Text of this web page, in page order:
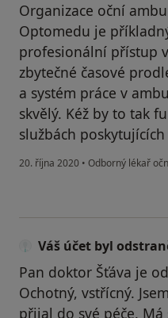
Organizace oční
Optomedu je
profesionální přístup
zbytečné časové
a systém práce v
skvělý. Kéž by to tak
službách
20. října 2020 • Odborný lékař
Váš účet byl
Pan doktor Šťáva je
Ochotný, vstřícný.
přijal do své péče.